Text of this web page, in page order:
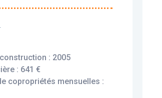
une exonération d’impôt
professionnel
: 2005
: 641 €
copropriétés mensuelles :